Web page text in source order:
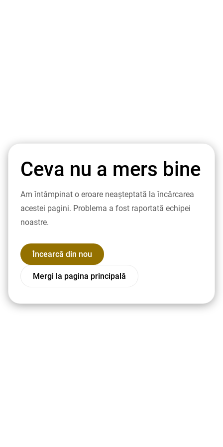
Ceva nu a mers bine
Am întâmpinat o eroare neașteptată la încărcarea
acestei pagini. Problema a fost raportată echipei
noastre.
Încearcă din nou
Mergi la pagina principală